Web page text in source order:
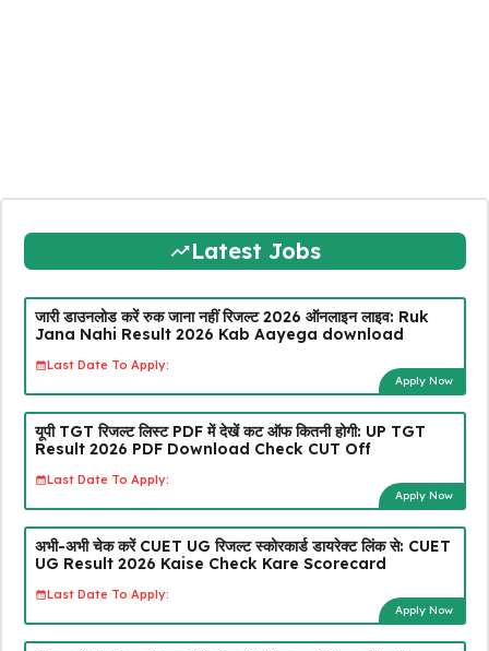
Latest Jobs
जारी डाउनलोड करें रुक जाना नहीं रिजल्ट 2026 ऑनलाइन लाइव: Ruk
Jana Nahi Result 2026 Kab Aayega download
Last Date To Apply:
Apply Now
यूपी TGT रिजल्ट लिस्ट PDF में देखें कट ऑफ कितनी होगी: UP TGT
Result 2026 PDF Download Check CUT Off
Last Date To Apply:
Apply Now
अभी-अभी चेक करें CUET UG रिजल्ट स्कोरकार्ड डायरेक्ट लिंक से: CUET
UG Result 2026 Kaise Check Kare Scorecard
Last Date To Apply:
Apply Now